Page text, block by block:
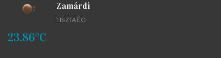
23.86°C
Zamárdi
TISZTA ÉG